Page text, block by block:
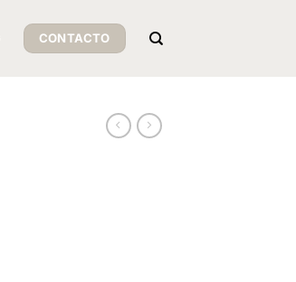
CONTACTO